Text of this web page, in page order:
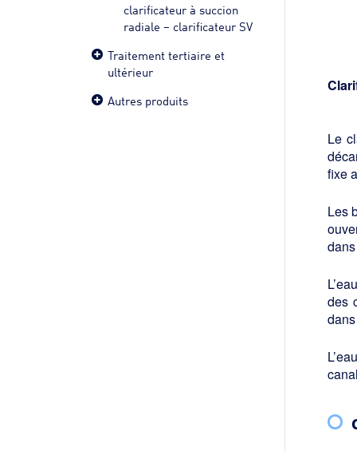
clarificateur à succion
radiale – clarificateur SV
Traitement tertiaire et
ultérieur
Autres produits
Le
fixe
Les
des